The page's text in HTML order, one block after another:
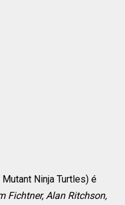
Mutant Ninja Turtles) é
Fichtner, Alan Ritchson,